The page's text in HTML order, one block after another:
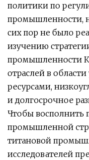
политики по
промышленности,
сих пор не было
изучению
промышленности
отраслей в
ресурсами,
и долгосрочное
Чтобы восполнить
промышленной
титановой
исследователей